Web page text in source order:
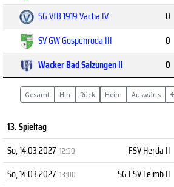
SG VfB 1919 Vacha IV
0
SV GW Gospenroda III
0
Wacker Bad Salzungen II
0
Gesamt Hin Rück Heim Auswärts
13. Spieltag
So, 14.03.2027 12:30 FSV Herda II
So, 14.03.2027 13:00 SG FSV Leimb II